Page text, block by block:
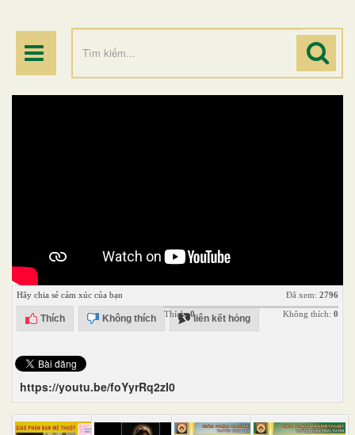
Hãy chia sẻ cảm xúc của bạn
Thích Không thích liên kết hỏng
Đã xem: 2796
Thích:0 Không thích: 0
https://youtu.be/foYyrRq2zI0